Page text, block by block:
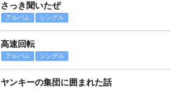
さっき聞いたぜ
アルバム シングル
高速回転
アルバム シングル
ヤンキーの集団に囲まれた話